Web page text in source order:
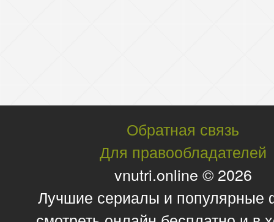
Обратная связь
Для правообладателей
vnutri.online © 2026
Лучшие сериалы и